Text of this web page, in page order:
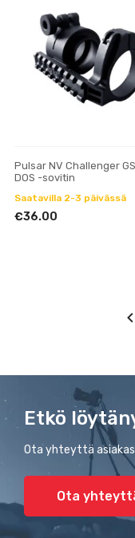
Pulsar NV Challenger
DOS -sovitin
Saatavilla 2-3 päivässä
€36.00
Etkö
Ota yhteyttä
Ota